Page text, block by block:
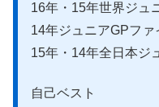
16年・15年世界ジュ
14年ジュニアGPファ
15年・14年全日本ジ
自己ベスト